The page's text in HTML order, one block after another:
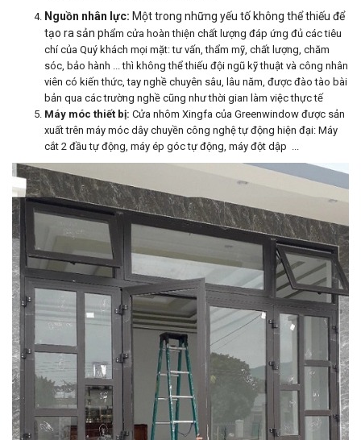
Nguồn nhân lực: Một trong những yếu tố không thể thiếu để
tạo ra sản p hẩm cửa hoàn thiện chất lượng đáp ứng đủ các tiêu
chí của Quý khách mọi mặt: tư vấn, thẩm mỹ, chất lượng, chăm
sóc, bảo hành ... thì không thể thiếu đội ngũ kỹ thuật và công nhân
viên có kiến thức, tay nghề chuyên sâu, lâu năm, được đào tào bài
bản qua các trường nghề cũng như thời gian làm việc thực tế
Máy móc thiết bị: Cửa nhôm Xingfa của Greenwindow được sản
xuất trên máy móc dây chuyền công nghệ tự động hiện đại: Máy
cắt 2 đầu tự động, máy ép góc tự động, máy đột dập ...